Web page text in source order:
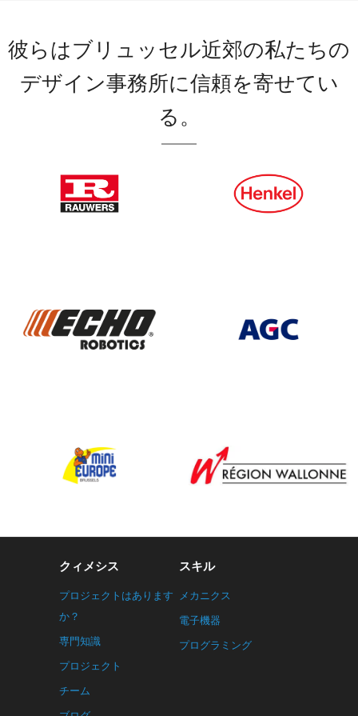
彼らはブリュッセル近郊の私たちの
デザイン事務所に信頼を寄せてい
る。
クィメシス
プロジェクトはあります
か？
専門知識
プロジェクト
チーム
スキル
メカニクス
電子機器
プログラミング